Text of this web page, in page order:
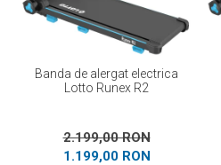
Banda de alergat electrica
Lotto Runex R2
2.199,00 RON
1.199,00 RON